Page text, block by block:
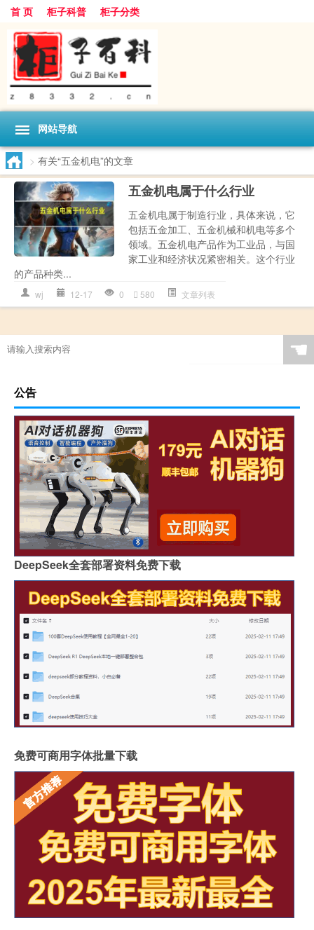
首 页 柜子科普 柜子分类
网站导航
> 有关“五金机电”的文章
五金机电属于什么行业
五金机电属于制造行业，具体来说，它
包括五金加工、五金机械和机电等多个
领域。五金机电产品作为工业品，与国
家工业和经济状况紧密相关。这个行业
的产品种类...
wj 12-17 0 580 文章列表
☚
公告
DeepSeek全套部署资料免费下载
免费可商用字体批量下载